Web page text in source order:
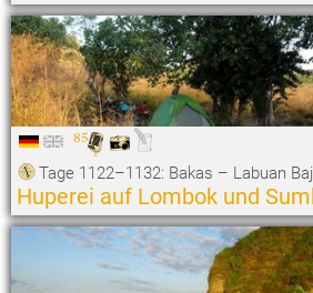
85
Tage 1122–1132: Bakas – Labuan
Huperei auf Lombok und